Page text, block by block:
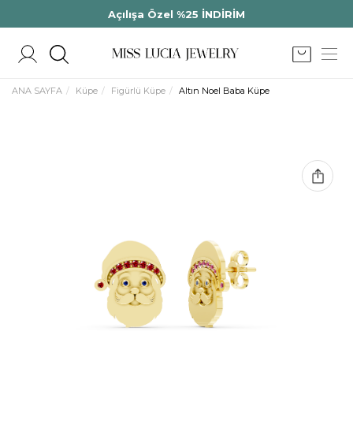
Açılışa Özel %25 İNDİRİM
ANA SAYFA Küpe Figürlü Küpe Altın Noel Baba Küpe